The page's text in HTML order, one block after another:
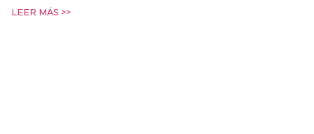
LEER MÁS >>